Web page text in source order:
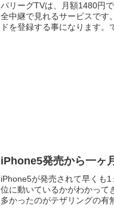
パリーグTVは、月額1480円
全中継で見れるサービスです
ドを登録する事になります。
iPhone5発売から一ヶ
iPhone5が発売されて早くも
位に動いているかがわかって
多かったのがテザリングの有